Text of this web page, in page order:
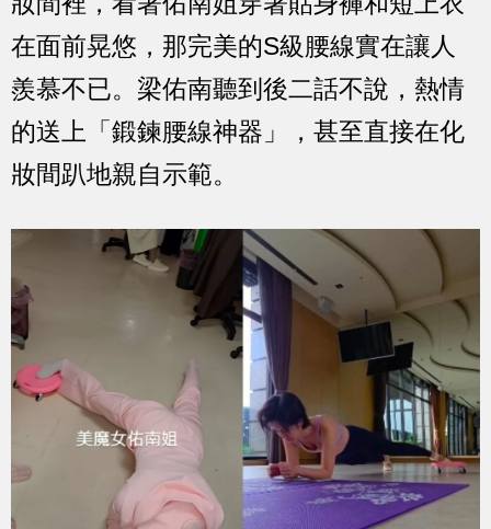
在面前晃悠，那完美的S級腰線實在讓人
羨慕不已。梁佑南聽到後二話不說，熱情
的送上「鍛鍊腰線神器」，甚至直接在化
妝間趴地親自示範。